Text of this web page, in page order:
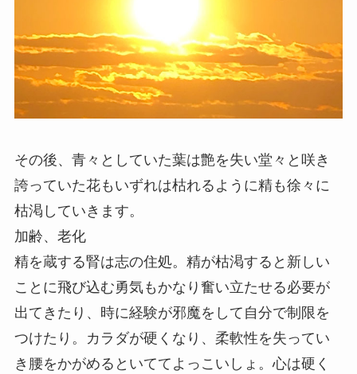
その後、青々としていた葉は艶を失い堂々と咲き
誇っていた花もいずれは枯れるように精も徐々に
枯渇していきます。
加齢、老化
精を蔵する腎は志の住処。精が枯渇すると新しい
ことに飛び込む勇気もかなり奮い立たせる必要が
出てきたり、時に経験が邪魔をして自分で制限を
つけたり。カラダが硬くなり、柔軟性を失ってい
き腰をかがめるといててよっこいしょ。心は硬く